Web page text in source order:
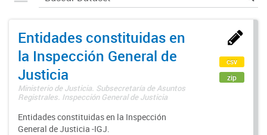
Entidades constituidas en
la Inspección General de
Justicia
Ministerio de Justicia. Subsecretaría de Asuntos
Registrales. Inspección General de Justicia
Entidades constituidas en la Inspección
General de Justicia -IGJ.
csv
zip